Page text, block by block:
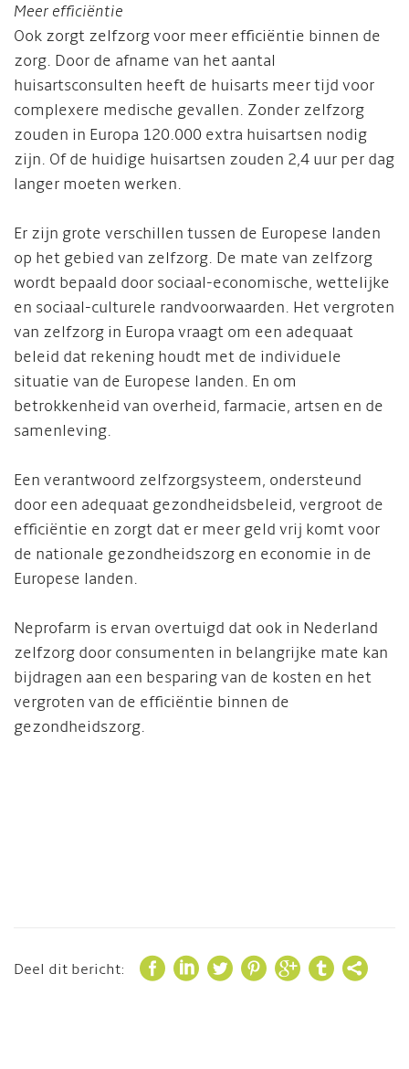
Meer efficiëntie
Ook zorgt zelfzorg voor meer efficiëntie binnen de
zorg. Door de afname van het aantal
huisartsconsulten heeft de huisarts meer tijd voor
complexere medische gevallen. Zonder zelfzorg
zouden in Europa 120.000 extra huisartsen nodig
zijn. Of de huidige huisartsen zouden 2,4 uur per dag
langer moeten werken.
Er zijn grote verschillen tussen de Europese landen
op het gebied van zelfzorg. De mate van zelfzorg
wordt bepaald door sociaal-economische, wettelijke
en sociaal-culturele randvoorwaarden. Het vergroten
van zelfzorg in Europa vraagt om een adequaat
beleid dat rekening houdt met de individuele
situatie van de Europese landen. En om
betrokkenheid van overheid, farmacie, artsen en de
samenleving.
Een verantwoord zelfzorgsysteem, ondersteund
door een adequaat gezondheidsbeleid, vergroot de
efficiëntie en zorgt dat er meer geld vrij komt voor
de nationale gezondheidszorg en economie in de
Europese landen.
Neprofarm is ervan overtuigd dat ook in Nederland
zelfzorg door consumenten in belangrijke mate kan
bijdragen aan een besparing van de kosten en het
vergroten van de efficiëntie binnen de
gezondheidszorg.
Deel dit bericht:       